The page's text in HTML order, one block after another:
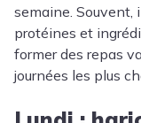
semaine. Souvent,
protéines et
former des repas
journées les plus